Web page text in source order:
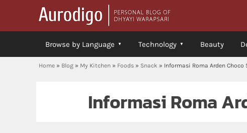
Browse by Language Technology Beauty
Home » Blog » My Kitchen » Foods » Snack » Informasi Roma Arden Choco
Informasi Roma